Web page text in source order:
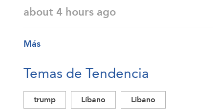
about 4 hours ago
Más
Temas de Tendencia
trump Líbano
Libano